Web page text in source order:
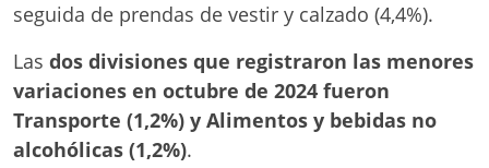
seguida de prendas de vestir y calzado (4,4%).
Las dos divisiones que registraron las menores
variaciones en octubre de 2024 fueron
Transporte (1,2%) y Alimentos y bebidas no
alcohólicas (1,2%).